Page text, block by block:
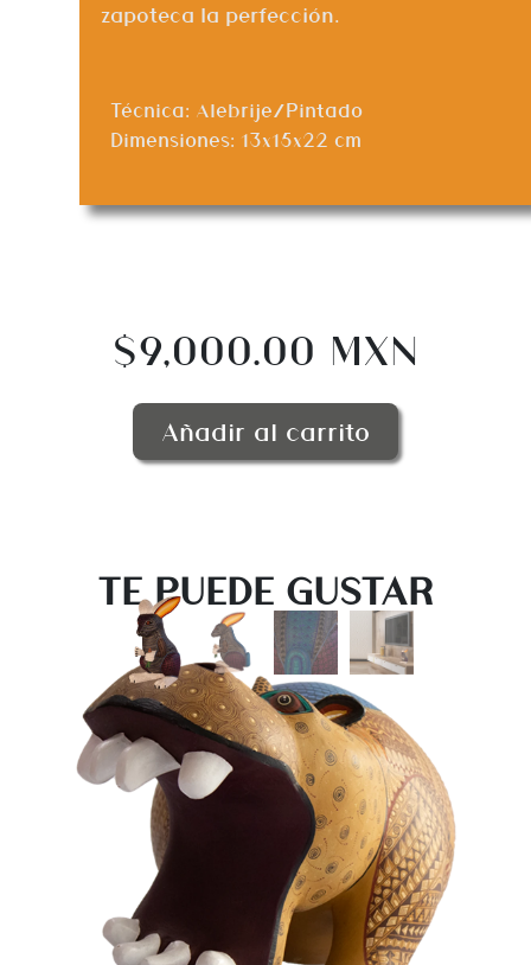
zapoteca la perfección.
Técnica: Alebrije/Pintado
Dimensiones: 13x15x22 cm
$9,000.00 MXN
Añadir al carrito
TE PUEDE GUSTAR